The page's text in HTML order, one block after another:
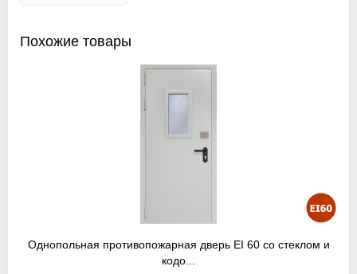
Похожие товары
Однопольная противопожарная дверь EI 60 со стеклом и
кодо...